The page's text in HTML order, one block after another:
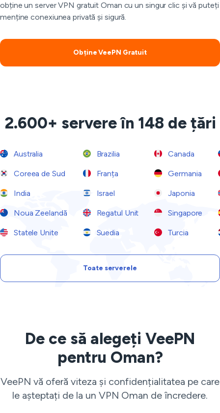
obține un server VPN gratuit Oman cu un singur clic și vă puteți
menține conexiunea privată și sigură.
Obține VeePN Gratuit
2.600+ servere în 148 de țări
Australia Brazilia Canada
Coreea de Sud Franța Germania
India Israel Japonia
Noua Zeelandă Regatul Unit Singapore
Statele Unite Suedia Turcia
Toate serverele
De ce să alegeți VeePN
pentru Oman?
VeePN vă oferă viteza și confidențialitatea pe care
le așteptați de la un VPN Oman de încredere.